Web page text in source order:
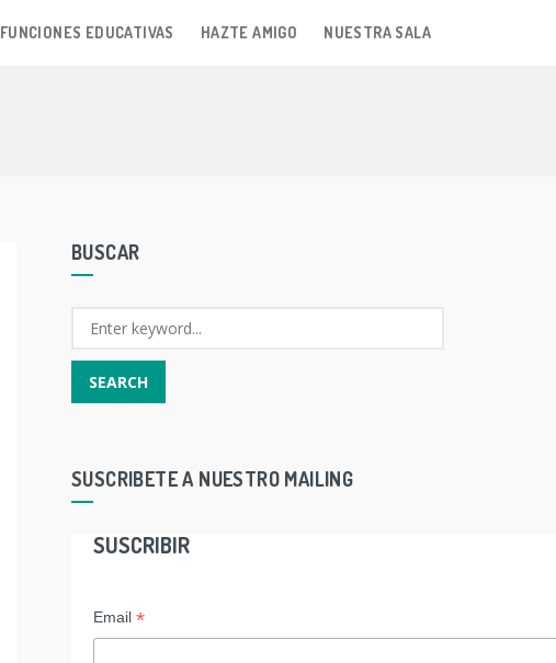
FUNCIONES EDUCATIVAS HAZTE AMIGO NUESTRA SALA
BUSCAR
SUSCRIBETE A NUESTRO MAILING
SUSCRIBIR
Email *